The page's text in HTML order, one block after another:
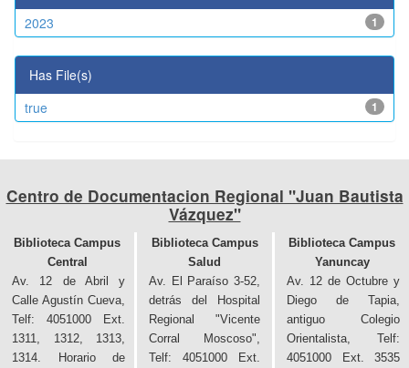
1
2023
Has File(s)
1
true
Centro de Documentacion Regional "Juan Bautista
Vázquez"
Biblioteca Campus
Central
Biblioteca Campus
Salud
Biblioteca Campus
Yanuncay
Av. 12 de Abril y
Calle Agustín Cueva,
Telf: 4051000 Ext.
1311, 1312, 1313,
1314. Horario de
Av. El Paraíso 3-52,
detrás del Hospital
Regional "Vicente
Corral Moscoso",
Telf: 4051000 Ext.
Av. 12 de Octubre y
Diego de Tapia,
antiguo Colegio
Orientalista, Telf:
4051000 Ext. 3535